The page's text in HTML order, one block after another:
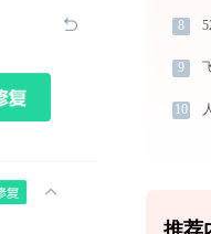
8
9
10
推荐